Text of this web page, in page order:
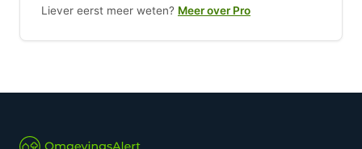
Liever eerst meer weten? Meer over Pro